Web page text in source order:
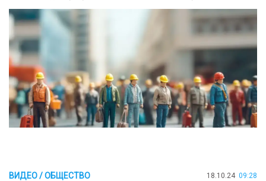
ВИДЕО / ОБЩЕСТВО 18.10.24 09:28